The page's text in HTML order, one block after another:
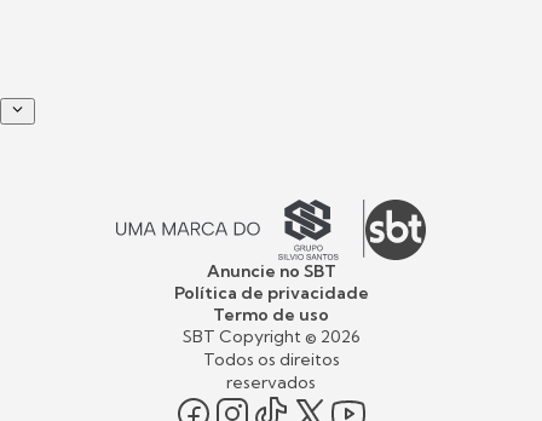
Anuncie no SBT
Política de privacidade
Termo de uso
SBT Copyright © 2026
Todos os direitos
reservados